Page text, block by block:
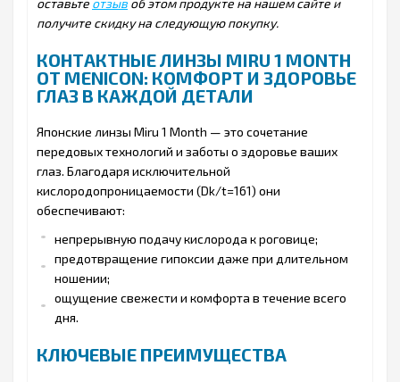
оставьте отзыв об этом продукте на нашем сайте и
получите скидку на следующую покупку.
КОНТАКТНЫЕ ЛИНЗЫ MIRU 1 MONTH
ОТ MENICON: КОМФОРТ И ЗДОРОВЬЕ
ГЛАЗ В КАЖДОЙ ДЕТАЛИ
Японские линзы Miru 1 Month — это сочетание
передовых технологий и заботы о здоровье ваших
глаз. Благодаря исключительной
кислородопроницаемости (Dk/t=161) они
обеспечивают:
непрерывную подачу кислорода к роговице;
предотвращение гипоксии даже при длительном
ношении;
ощущение свежести и комфорта в течение всего
дня.
КЛЮЧЕВЫЕ ПРЕИМУЩЕСТВА